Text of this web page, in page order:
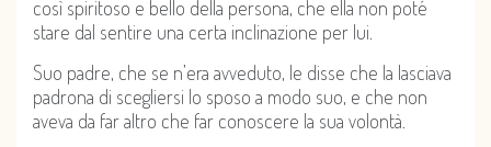
così spiritoso e bello della persona, che ella non poté
stare dal sentire una certa inclinazione per lui.
Suo padre, che se n’era avveduto, le disse che la lasciava
padrona di scegliersi lo sposo a modo suo, e che non
aveva da far altro che far conoscere la sua volontà.